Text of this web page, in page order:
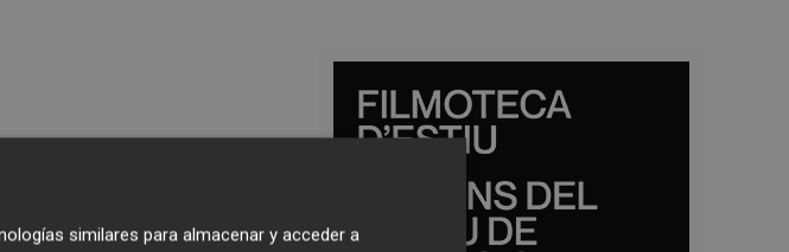
similares para almacenar y acceder a